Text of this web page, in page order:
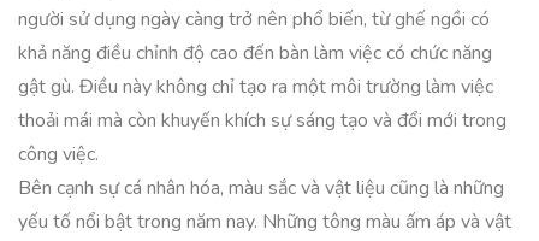
người sử dụng ngày càng trở nên phổ biến, từ ghế ngồi có
khả năng điều chỉnh độ cao đến bàn làm việc có chức năng
gật gù. Điều này không chỉ tạo ra một môi trường làm việc
thoải mái mà còn khuyến khích sự sáng tạo và đổi mới trong
công việc.
Bên cạnh sự cá nhân hóa, màu sắc và vật liệu cũng là những
yếu tố nổi bật trong năm nay. Những tông màu ấm áp và vật